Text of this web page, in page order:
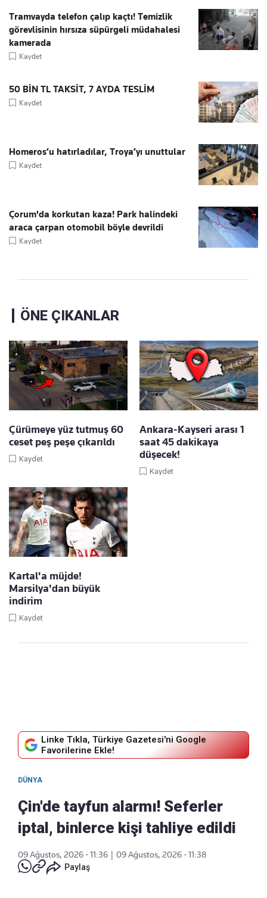
Tramvayda telefon çalıp kaçtı! Temizlik
görevlisinin hırsıza süpürgeli müdahalesi
kamerada
Kaydet
50 BİN TL TAKSİT, 7 AYDA TESLİM
Kaydet
Homeros’u hatırladılar, Troya’yı unuttular
Kaydet
Çorum'da korkutan kaza! Park halindeki
araca çarpan otomobil böyle devrildi
Kaydet
ÖNE ÇIKANLAR
Çürümeye yüz tutmuş 60
ceset peş peşe çıkarıldı
Kaydet
Ankara-Kayseri arası 1
saat 45 dakikaya
düşecek!
Kaydet
Kartal'a müjde!
Marsilya'dan büyük
indirim
Kaydet
Linke Tıkla, Türkiye Gazetesi'ni Google
Favorilerine Ekle!
DÜNYA
Çin'de tayfun alarmı! Seferler
iptal, binlerce kişi tahliye edildi
09 Ağustos, 2026 - 11:36
09 Ağustos, 2026 - 11:38
Paylaş